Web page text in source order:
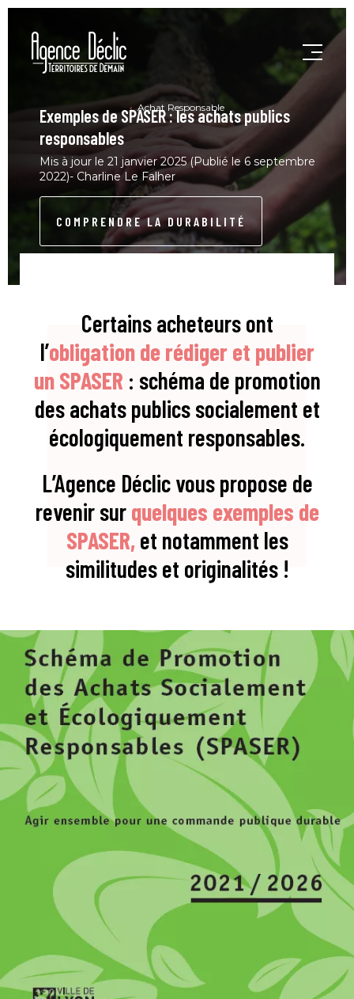
Achat Responsable
Exemples de SPASER : les achats publics
responsables
Mis à jour le 21 janvier 2025 (Publié le 6 septembre
2022)- Charline Le Falher
COMPRENDRE LA DURABILITÉ
Certains acheteurs ont
l’obligation de rédiger et publier
un SPASER : schéma de promotion
des achats publics socialement et
écologiquement responsables.
L’Agence Déclic vous propose de
revenir surquelques exemples de
SPASER,et notamment les
similitudes et originalités !